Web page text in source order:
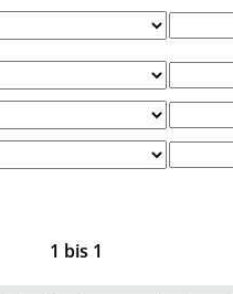
1 bis 1